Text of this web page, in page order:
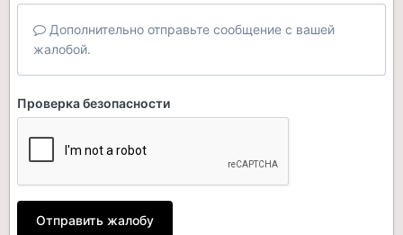
Дополнительно отправьте сообщение с вашей
жалобой.
Проверка безопасности
Отправить жалобу